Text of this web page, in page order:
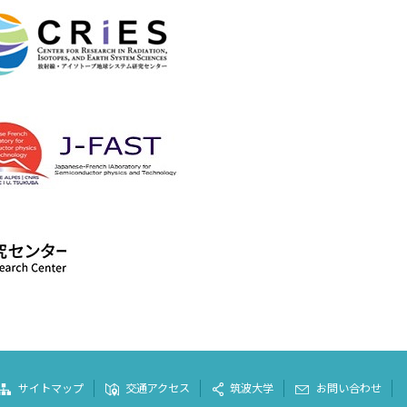
サイトマップ 交通アクセス 筑波大学 お問い合わせ